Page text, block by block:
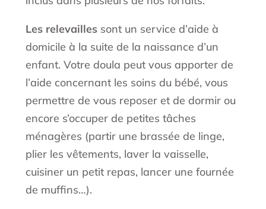
Les relevaillessont un service d’aide à
domicile à la suite de la naissance d’un
enfant. Votre doula peut vous apporter de
l’aide concernant les soins du bébé, vous
permettre de vous reposer et de dormir ou
encore s’occuper de petites tâches
ménagères (partir une brassée de linge,
plier les vêtements, laver la vaisselle,
cuisiner un petit repas, lancer une fournée
de muffins…).